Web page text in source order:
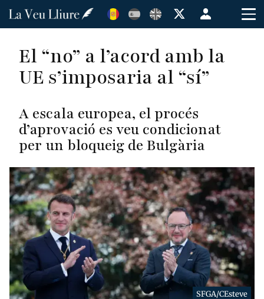
Vés
Menú
de
cuenta
de
usuario
El “no” a l’acord amb la
UE s’imposaria al “sí”
A escala europea, el procés
d’aprovació es veu condicionat
per un bloqueig de Bulgària
SFGA/CEsteve